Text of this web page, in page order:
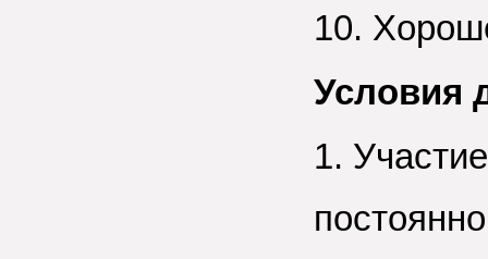
10.
Условия
1.